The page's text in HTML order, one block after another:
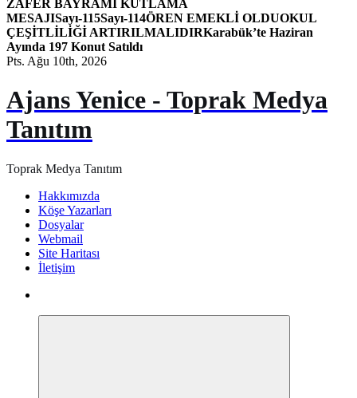
ZAFER BAYRAMI KUTLAMA
MESAJISayı-115Sayı-114ÖREN EMEKLİ OLDUOKUL
ÇEŞİTLİLİĞİ ARTIRILMALIDIRKarabük’te Haziran
Ayında 197 Konut Satıldı
Pts. Ağu 10th, 2026
Ajans Yenice - Toprak Medya
Tanıtım
Toprak Medya Tanıtım
Hakkımızda
Köşe Yazarları
Dosyalar
Webmail
Site Haritası
İletişim